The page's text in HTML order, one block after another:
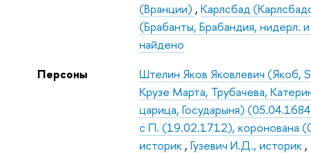
(Вранции) ,Карлсбад
(Брабанты, Брабандия, нидерл.
найдено
Персоны
Штелин Яков Яковлевич (Якоб,
Крузе Марта, Трубачева,
царица, Государыня)
с П. (19.02.1712), коронована
историк ,Гузевич И.Д., историк ,